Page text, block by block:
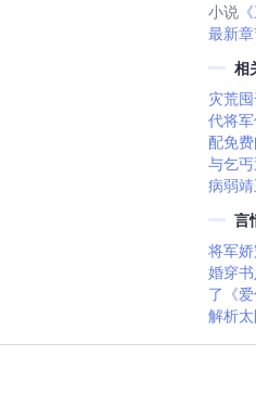
小说
最新
相
灾荒
代将军
配免
与乞
病弱靖
言
将军
婚穿
了
《
解析